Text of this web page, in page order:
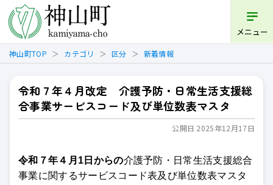
メニュー
神山町TOP カテゴリ 区分 新着情報
令和７年４月改定 介護予防・日常生活支援総
合事業サービスコード及び単位数表マスタ
公開日 2025年12月17日
令和７年４月1日からの介護予防・日常生活支援総合
事業に関するサービスコード表及び単位数表マスタ